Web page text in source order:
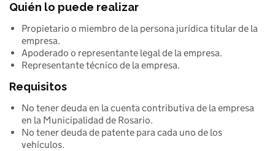
Quién lo puede realizar
Propietario o miembro de la persona jurídica titular de la
empresa.
Apoderado o representante legal de la empresa.
Representante técnico de la empresa.
Requisitos
No tener deuda en la cuenta contributiva de la empresa
en la Municipalidad de Rosario.
No tener deuda de patente para cada uno de los
vehículos.